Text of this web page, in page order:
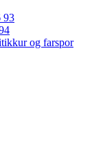
93
og farspor